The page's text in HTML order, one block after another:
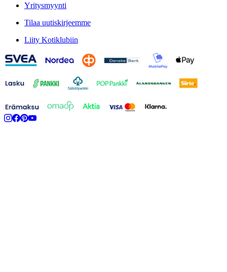
Yritysmyynti
Tilaa uutiskirjeemme
Liity Kotiklubiin